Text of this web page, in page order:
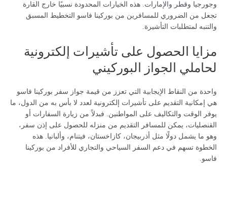
وجورجيا وقطر والإمارات. هذه الخيارات المحدودة نسبيًا خارج القارة
تجعل من الضروري للمسافرين من بوركينا فاسو التخطيط المسبق
والتنبه لمتطلبات التأشيرة.
مزايا الحصول على تأشيرات إلكترونية
لحاملي الجواز البوركيني
واحدة من النقاط الإيجابية التي تعزز من قيمة جواز سفر بوركينا فاسو
هي إمكانية التقديم على تأشيرات إلكترونية لعدد لا بأس به من الدول، ما
يوفر الوقت والتكاليف على المواطنين. فبدلاً من زيارة السفارات أو
القنصليات، يمكن للمسافر التقديم من منزله للحصول على إذن سفر،
وهو ما يشمل دولًا مثل أذربيجان، كازاخستان، فيتنام، وألبانيا. هذه
الخطوة تسهم في دعم السفر السياحي والتجاري للأفراد من بوركينا
فاسو.